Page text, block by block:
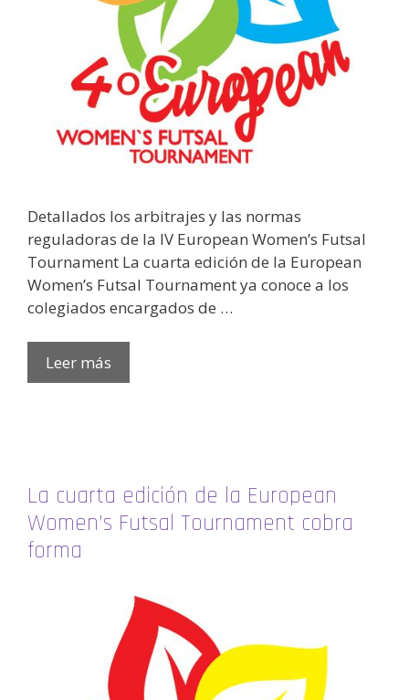
Detallados los arbitrajes y las normas
reguladoras de la IV European Women’s Futsal
Tournament La cuarta edición de la European
Women’s Futsal Tournament ya conoce a los
colegiados encargados de …
Leer más
La cuarta edición de la European
Women’s Futsal Tournament cobra
forma